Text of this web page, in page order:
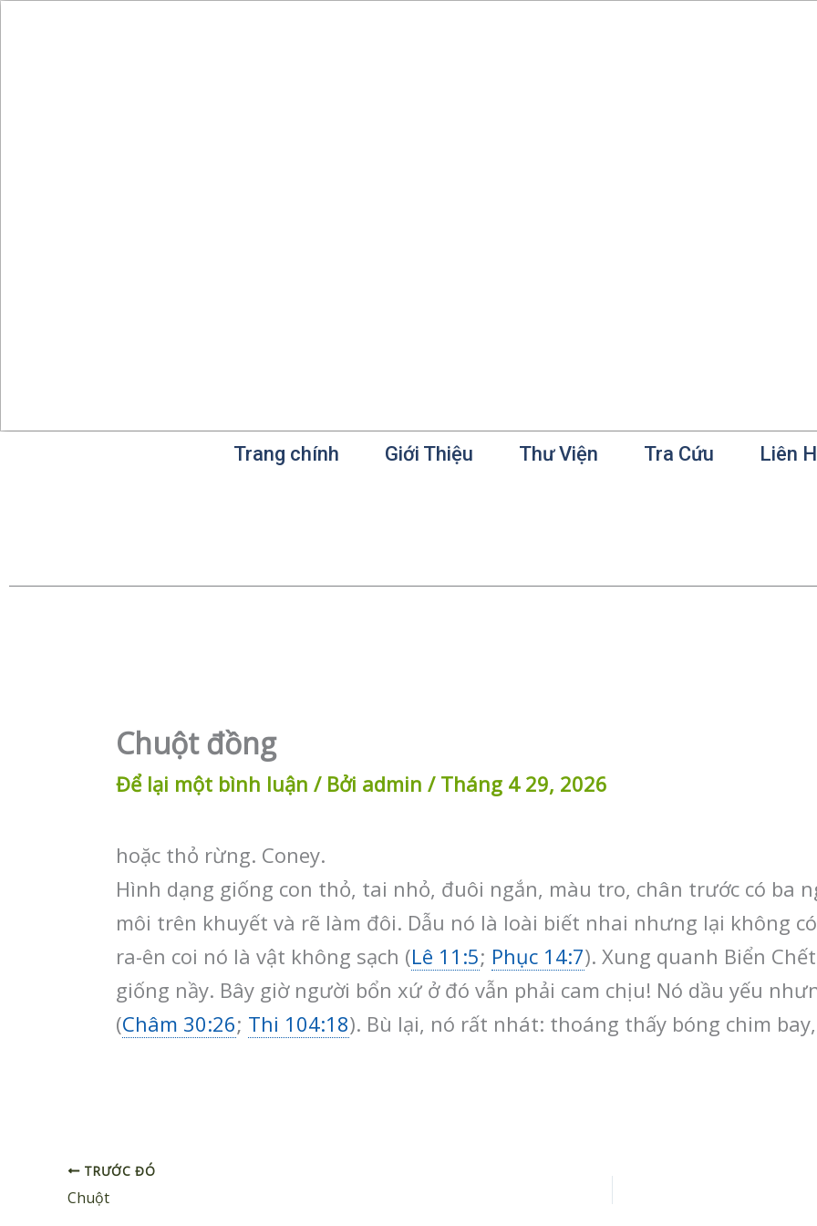
Trang chính Giới Thiệu Thư Viện Tra Cứu Liên
Chuột đồng
Để lại một bình luận / Bởi admin / Tháng 4 29, 2026
hoặc thỏ rừng. Coney.
Hình dạng giống con thỏ, tai nhỏ, đuôi ngắn, màu tro, chân trước có ba
môi trên khuyết và rẽ làm đôi. Dẫu nó là loài biết nhai nhưng lại không
ra-ên coi nó là vật không sạch (Lê 11:5; Phục 14:7). Xung quanh Biển
giống nầy. Bây giờ người bổn xứ ở đó vẫn phải cam chịu! Nó dầu yếu
(Châm 30:26; Thi 104:18). Bù lại, nó rất nhát: thoáng thấy bóng chim
TRƯỚC ĐÓ
Chuột